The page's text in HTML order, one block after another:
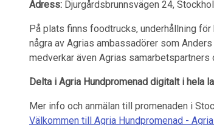
Adress: Djurgårdsbrunnsvägen 24,
På plats finns foodtrucks, underhållning
några av Agrias ambassadörer som
medverkar även Agrias samarbetspartners
Delta i Agria Hundpromenad digitalt i hela
Mer info och anmälan till promenaden i
Välkommen till Agria Hundpromenad -